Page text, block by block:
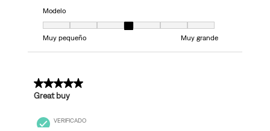
Modelo
Modelo, 4 de 7, donde 1 es igual a Muy pequeño y 7 es igual a Muy
Muy pequeño
Muy grande
5 de 5 estrellas.
Great buy
VERIFICADO